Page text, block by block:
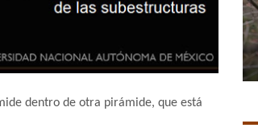
dentro de otra pirámide, que está